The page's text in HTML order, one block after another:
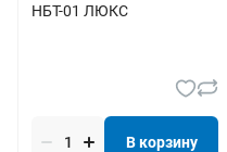
НБТ-01 ЛЮКС
В корзину